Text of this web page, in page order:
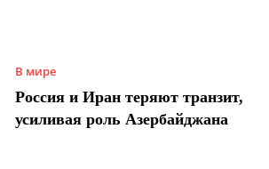
В мире
Россия и Иран теряют транзит,
усиливая роль Азербайджана